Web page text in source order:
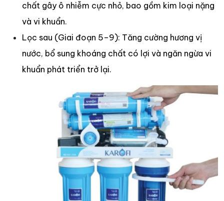
chất gây ô nhiễm cực nhỏ, bao gồm kim loại nặng
và vi khuẩn.
Lọc sau (Giai đoạn 5–9): Tăng cường hương vị
nước, bổ sung khoáng chất có lợi và ngăn ngừa vi
khuẩn phát triển trở lại.